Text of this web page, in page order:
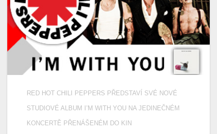
RED HOT CHILI PEPPERS PŘEDSTAVÍ SVÉ NOVÉ
STUDIOVÉ ALBUM I’M WITH YOU NA JEDINEČNÉM
KONCERTĚ PŘENÁŠENÉM DO KIN